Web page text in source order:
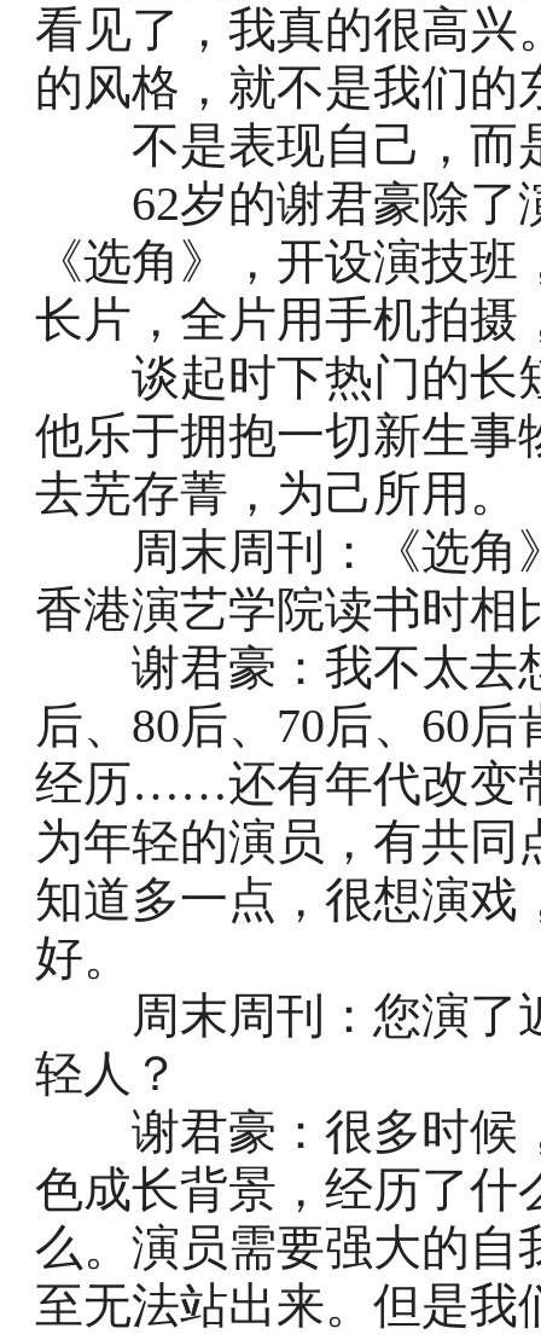
看见了，我真的很高兴
的风格，就不是我们
不是表现自己，而
62岁的谢君豪除了
《选角》，开设演技
长片，全片用手机拍摄
谈起时下热门的长
他乐于拥抱一切新生事
去芜存菁，为己所用。
周末周刊：《选角
香港演艺学院读书时相
谢君豪：我不太去
后、80后、70后、60
经历……还有年代改变
为年轻的演员，有共
知道多一点，很想演戏
好。
周末周刊：您演了
轻人？
谢君豪：很多时候
色成长背景，经历了什
么。演员需要强大的自
至无法站出来。但是我